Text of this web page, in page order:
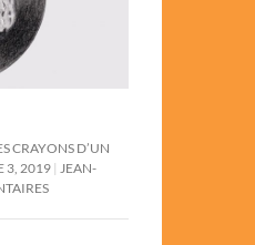
CRAYONS D’UN
3, 2019
JEAN-